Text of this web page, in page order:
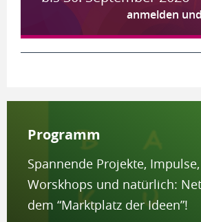
anmelden
Pro­gramm
Spannende Projekte,
Worskhops und natürlich:
dem “Marktplatz der Ideen”!